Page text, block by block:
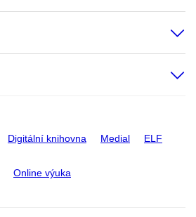
Digitální knihovna Medial ELF
Online výuka